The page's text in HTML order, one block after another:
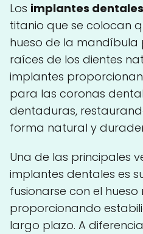
Los implantes dentales
titanio que se colocan
hueso de la
raíces de los dientes
implantes
para las coronas
dentaduras,
forma natural y
Una de las principales
implantes dentales es
fusionarse con el
proporcionando
largo plazo. A